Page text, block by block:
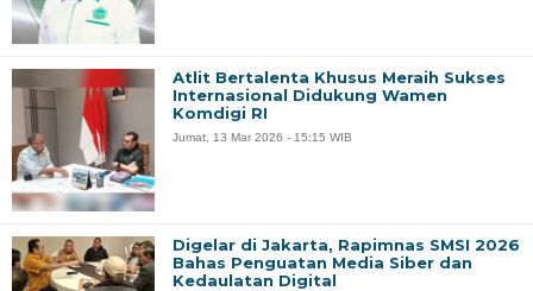
Atlit Bertalenta Khusus Meraih Sukses
Internasional Didukung Wamen
Komdigi RI
Jumat, 13 Mar 2026 - 15:15 WIB
Digelar di Jakarta, Rapimnas SMSI 2026
Bahas Penguatan Media Siber dan
Kedaulatan Digital